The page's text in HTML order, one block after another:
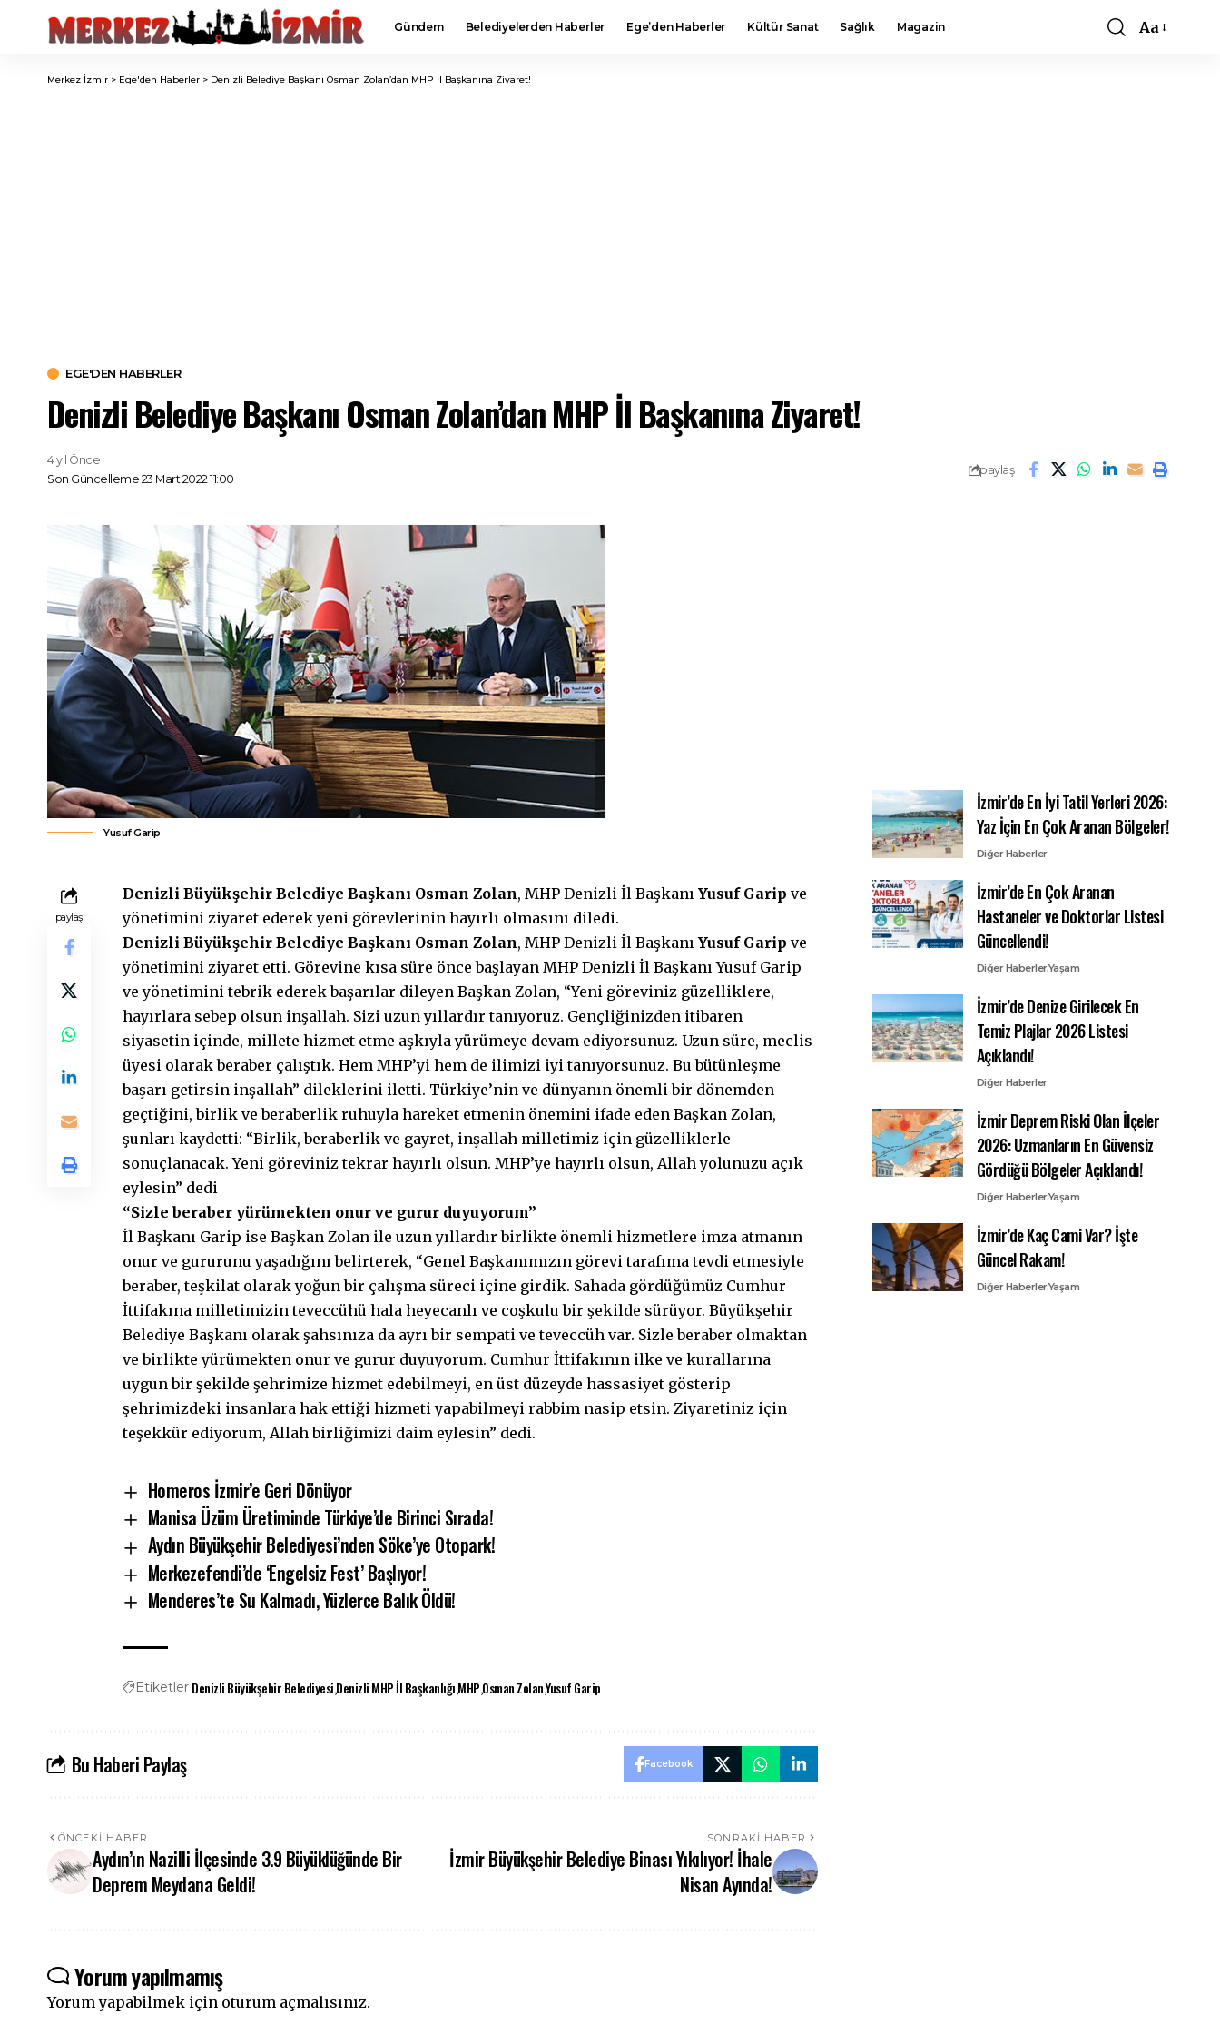
Gündem Belediyelerden Haberler Ege’den Haberler Kültür Sanat Sağlık Magazin
Font
Aa
Merkez İzmir > Ege'den Haberler > Denizli Belediye Başkanı Osman Zolan’dan MHP İl Başkanına Ziyaret!
EGE'DEN HABERLER
Denizli Belediye Başkanı Osman Zolan’dan MHP İl Başkanına Ziyaret!
Son Güncelleme 23 Mart 2022 11:00
4 yıl Önce
paylaş
Yusuf Garip
paylaş
Denizli Büyükşehir Belediye Başkanı Osman Zolan, MHP Denizli İl BaşkanıYusuf Garip ve
yönetimini ziyaret ederek yeni görevlerinin hayırlı olmasını diledi.
Denizli Büyükşehir Belediye Başkanı Osman Zolan, MHP Denizli İl BaşkanıYusuf Garip ve
yönetimini ziyaret etti. Görevine kısa süre önce başlayan MHP Denizli İl Başkanı Yusuf Garip
ve yönetimini tebrik ederek başarılar dileyen Başkan Zolan, “Yeni göreviniz güzelliklere,
hayırlara sebep olsun inşallah. Sizi uzun yıllardır tanıyoruz. Gençliğinizden itibaren
siyasetin içinde, millete hizmet etme aşkıyla yürümeye devam ediyorsunuz. Uzun süre, meclis
üyesi olarak beraber çalıştık. Hem MHP’yi hem de ilimizi iyi tanıyorsunuz. Bu bütünleşme
başarı getirsin inşallah” dileklerini iletti. Türkiye’nin ve dünyanın önemli bir dönemden
geçtiğini, birlik ve beraberlik ruhuyla hareket etmenin önemini ifade eden Başkan Zolan,
şunları kaydetti: “Birlik, beraberlik ve gayret, inşallah milletimiz için güzelliklerle
sonuçlanacak. Yeni göreviniz tekrar hayırlı olsun. MHP’ye hayırlı olsun, Allah yolunuzu açık
eylesin” dedi
“Sizle beraber yürümekten onur ve gurur duyuyorum”
İl Başkanı Garip ise Başkan Zolan ile uzun yıllardır birlikte önemli hizmetlere imza atmanın
onur ve gururunu yaşadığını belirterek, “Genel Başkanımızın görevi tarafıma tevdi etmesiyle
beraber, teşkilat olarak yoğun bir çalışma süreci içine girdik. Sahada gördüğümüz Cumhur
İttifakına milletimizin teveccühü hala heyecanlı ve coşkulu bir şekilde sürüyor. Büyükşehir
Belediye Başkanı olarak şahsınıza da ayrı bir sempati ve teveccüh var. Sizle beraber olmaktan
ve birlikte yürümekten onur ve gurur duyuyorum. Cumhur İttifakının ilke ve kurallarına
uygun bir şekilde şehrimize hizmet edebilmeyi, en üst düzeyde hassasiyet gösterip
şehrimizdeki insanlara hak ettiği hizmeti yapabilmeyi rabbim nasip etsin. Ziyaretiniz için
teşekkür ediyorum, Allah birliğimizi daim eylesin” dedi.
Homeros İzmir’e Geri Dönüyor
Manisa Üzüm Üretiminde Türkiye’de Birinci Sırada!
Aydın Büyükşehir Belediyesi’nden Söke’ye Otopark!
Merkezefendi’de ‘Engelsiz Fest’ Başlıyor!
Menderes’te Su Kalmadı, Yüzlerce Balık Öldü!
Etiketler Denizli Büyükşehir BelediyesiDenizli MHP İl BaşkanlığıMHPOsman ZolanYusuf Garip
Bu Haberi Paylaş Facebook
ÖNCEKI HABER
Aydın’ın Nazilli İlçesinde 3.9 Büyüklüğünde Bir
Deprem Meydana Geldi!
SONRAKI HABER
İzmir Büyükşehir Belediye Binası Yıkılıyor! İhale
Nisan Ayında!
Yorum yapılmamış
Yorum yapabilmek için oturum açmalısınız.
İzmir’de En İyi Tatil Yerleri 2026:
Yaz İçin En Çok Aranan Bölgeler!
Diğer Haberler
İzmir’de En Çok Aranan
Hastaneler ve Doktorlar Listesi
Güncellendi!
Diğer HaberlerYaşam
İzmir’de Denize Girilecek En
Temiz Plajlar 2026 Listesi
Açıklandı!
Diğer Haberler
İzmir Deprem Riski Olan İlçeler
2026: Uzmanların En Güvensiz
Gördüğü Bölgeler Açıklandı!
Diğer HaberlerYaşam
İzmir’de Kaç Cami Var? İşte
Güncel Rakam!
Diğer HaberlerYaşam